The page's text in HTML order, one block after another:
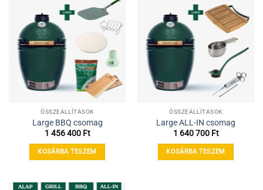
ÖSSZEÁLLÍTÁSOK
Large BBQ csomag
1 456 400 Ft
KOSÁRBA TESZEM
ÖSSZEÁLLÍTÁSOK
Large ALL-IN csomag
1 640 700 Ft
KOSÁRBA TESZEM